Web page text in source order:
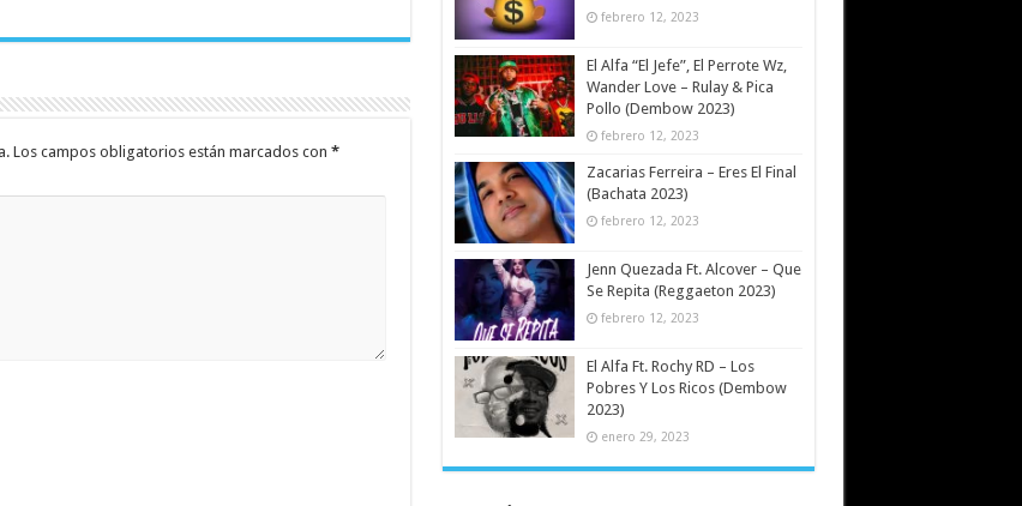
Los campos obligatorios están marcados con *
febrero 12, 2023
El Alfa “El Jefe”, El Perrote Wz,
Wander Love – Rulay & Pica
Pollo (Dembow 2023)
febrero 12, 2023
Zacarias Ferreira – Eres El Final
(Bachata 2023)
febrero 12, 2023
Jenn Quezada Ft. Alcover – Que
Se Repita (Reggaeton 2023)
febrero 12, 2023
El Alfa Ft. Rochy RD – Los
Pobres Y Los Ricos (Dembow
2023)
enero 29, 2023